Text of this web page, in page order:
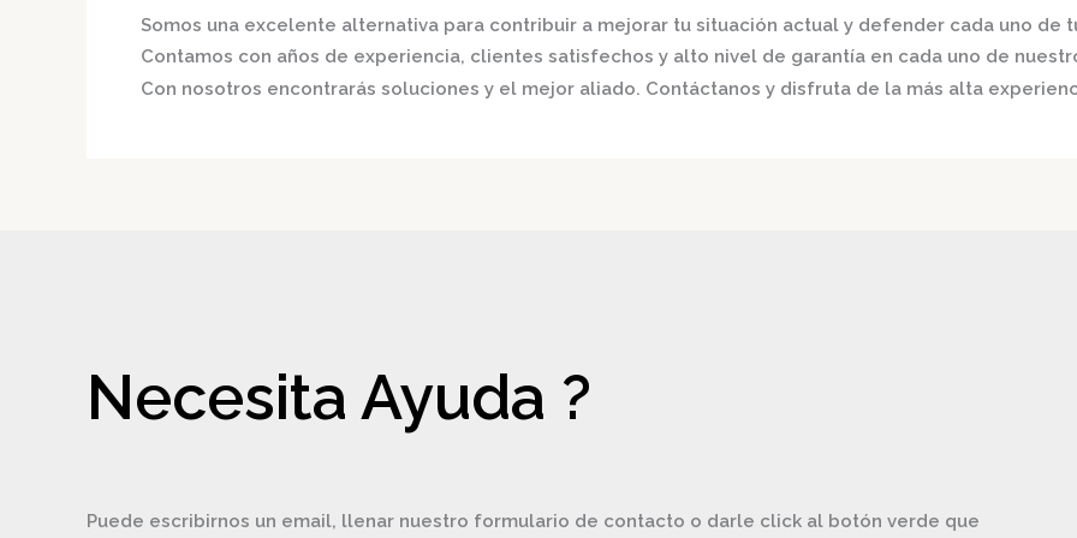
Somos una excelente alternativa para contribuir a mejorar tu situación actual y defender cada uno de
Contamos con años de experiencia, clientes satisfechos y alto nivel de garantía en cada uno de
Con nosotros encontrarás soluciones y el mejor aliado. Contáctanos y disfruta de la más alta
Necesita Ayuda ?
Puede escribirnos un email, llenar nuestro formulario de contacto o darle click al botón verde que